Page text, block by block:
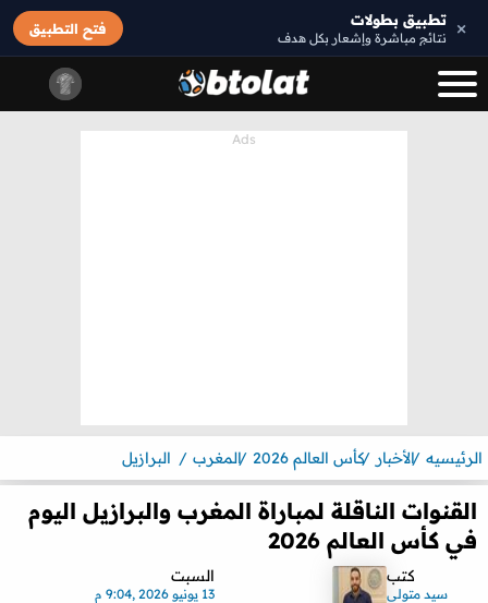
× تطبيق بطولات
نتائج مباشرة وإشعار بكل هدف
فتح التطبيق
الرئيسيه الأخبار كأس العالم 2026 المغرب البرازيل
القنوات الناقلة لمباراة المغرب والبرازيل اليوم
في كأس العالم 2026
كتب
سيد متولى
السبت
13 يونيو 2026 ,9:04 م